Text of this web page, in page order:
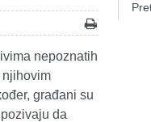
nepoznatih
njihovim
građani su
da